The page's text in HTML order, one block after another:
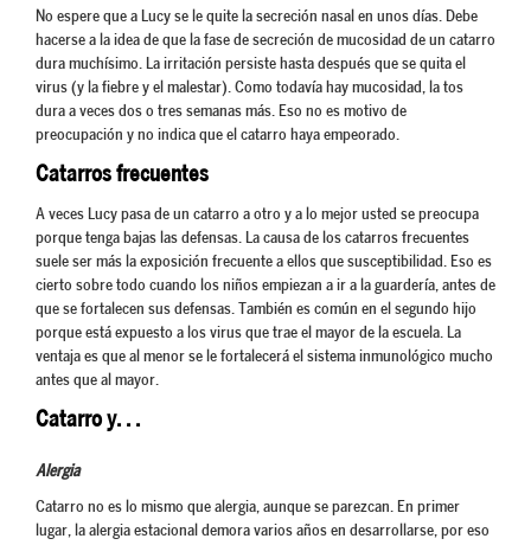
No espere que a Lucy se le quite la secreción nasal en unos días. Debe
hacerse a la idea de que la fase de secreción de mucosidad de un catarro
dura muchísimo. La irritación persiste hasta después que se quita el
virus (y la fiebre y el malestar). Como todavía hay mucosidad, la tos
dura a veces dos o tres semanas más. Eso no es motivo de
preocupación y no indica que el catarro haya empeorado.
Catarros frecuentes
A veces Lucy pasa de un catarro a otro y a lo mejor usted se preocupa
porque tenga bajas las defensas. La causa de los catarros frecuentes
suele ser más la exposición frecuente a ellos que susceptibilidad. Eso es
cierto sobre todo cuando los niños empiezan a ir a la guardería, antes de
que se fortalecen sus defensas. También es común en el segundo hijo
porque está expuesto a los virus que trae el mayor de la escuela. La
ventaja es que al menor se le fortalecerá el sistema inmunológico mucho
antes que al mayor.
Catarro y. . .
Alergia
Catarro no es lo mismo que alergia, aunque se parezcan. En primer
lugar, la alergia estacional demora varios años en desarrollarse, por eso